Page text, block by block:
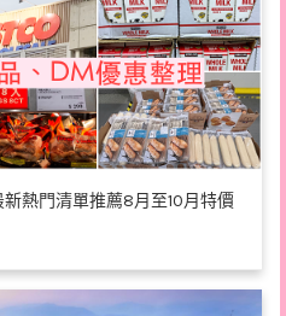
熱門清單推薦8月至10月特價